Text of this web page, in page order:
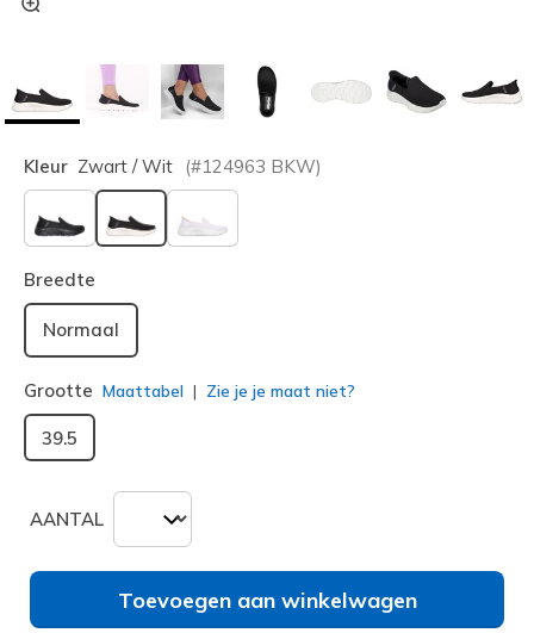
Kleur Zwart / Wit (#124963 BKW)
geselecteerd
Breedte
Normaal
Grootte Maattabel Zie je je maat niet?
39.5
AANTAL
Toevoegen aan winkelwagen